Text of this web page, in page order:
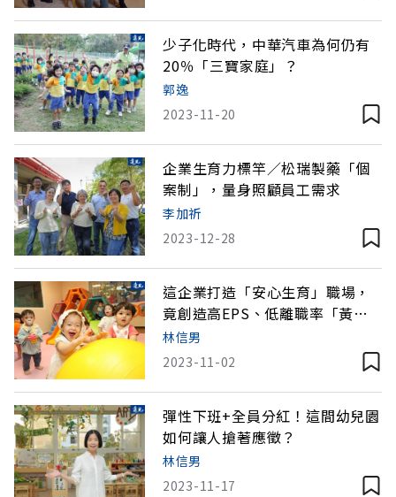
少子化時代，中華汽車為何仍有
20％「三寶家庭」？
郭逸
2023-11-20
企業生育力標竿／松瑞製藥「個
案制」，量身照顧員工需求
李加祈
2023-12-28
這企業打造「安心生育」職場，
竟創造高EPS、低離職率「黃金
交叉」
林信男
2023-11-02
彈性下班+全員分紅！這間幼兒園
如何讓人搶著應徵？
林信男
2023-11-17